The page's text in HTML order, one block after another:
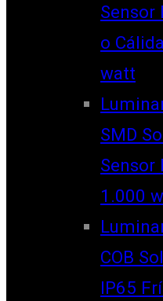
Sensor
o
watt
SMD
Sensor
1.000
COB
IP65